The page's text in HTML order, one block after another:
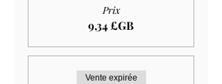
Prix
9,34 £GB
Vente expirée